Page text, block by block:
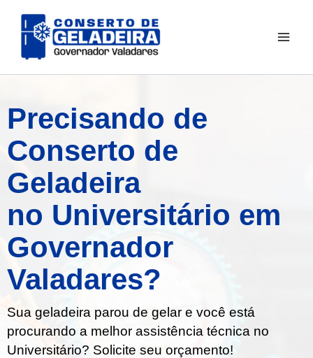
para
Precisando de
Conserto de
Geladeira
no Universitário em
Governador
Valadares?
Sua geladeira parou de gelar e você está
procurando a melhor assistência técnica no
Universitário? Solicite seu orçamento!